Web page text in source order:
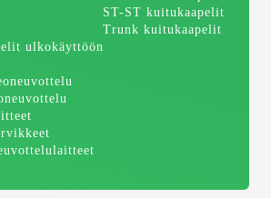
ST-ST kuitukaapelit
Trunk kuitukaapelit
ulkokäyttöön